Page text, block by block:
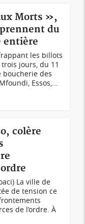
Morts »,
du
entière
les billots
jours, du 11
boucherie des
Essos,...
colère
La ville de
de tension ce
de l’ordre. À